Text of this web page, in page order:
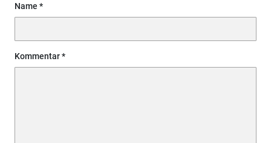
Name
Kommentar